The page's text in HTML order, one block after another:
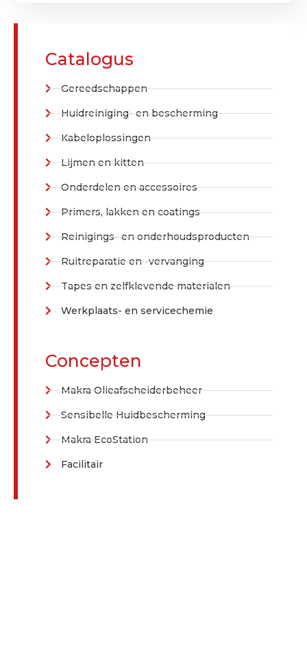
Catalogus
Gereedschappen
Huidreiniging- en bescherming
Kabeloplossingen
Lijmen en kitten
Onderdelen en accessoires
Primers, lakken en coatings
Reinigings- en onderhoudsproducten
Ruitreparatie en -vervanging
Tapes en zelfklevende materialen
Werkplaats- en servicechemie
Concepten
Makra Olieafscheiderbeheer
Sensibelle Huidbescherming
Makra EcoStation
Facilitair